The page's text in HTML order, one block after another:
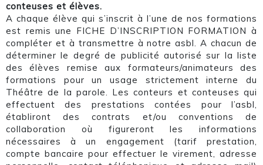
conteuses et élèves.
A chaque élève qui s’inscrit à l’une de nos formations
est remis une FICHE D’INSCRIPTION FORMATION à
compléter et à transmettre à notre asbl. A chacun de
déterminer le degré de publicité autorisé sur la liste
des élèves remise aux formateurs/animateurs des
formations pour un usage strictement interne du
Théâtre de la parole. Les conteurs et conteuses qui
effectuent des prestations contées pour l’asbl,
établiront des contrats et/ou conventions de
collaboration où figureront les informations
nécessaires à un engagement (tarif prestation,
compte bancaire pour effectuer le virement, adresse